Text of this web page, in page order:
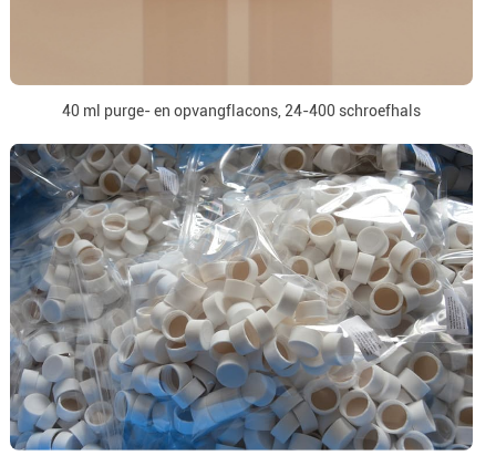
40 ml purge- en opvangflacons, 24-400 schroefhals